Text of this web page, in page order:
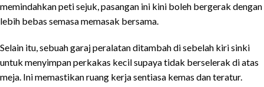
memindahkan peti sejuk, pasangan ini kini boleh bergerak dengan
lebih bebas semasa memasak bersama.
Selain itu, sebuah garaj peralatan ditambah di sebelah kiri sinki
untuk menyimpan perkakas kecil supaya tidak berselerak di atas
meja. Ini memastikan ruang kerja sentiasa kemas dan teratur.